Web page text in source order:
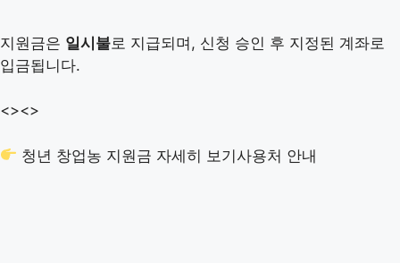
지원금은 일시불로 지급되며, 신청 승인 후 지정된 계좌로
입금됩니다.
<><>
청년 창업농 지원금 자세히 보기사용처 안내